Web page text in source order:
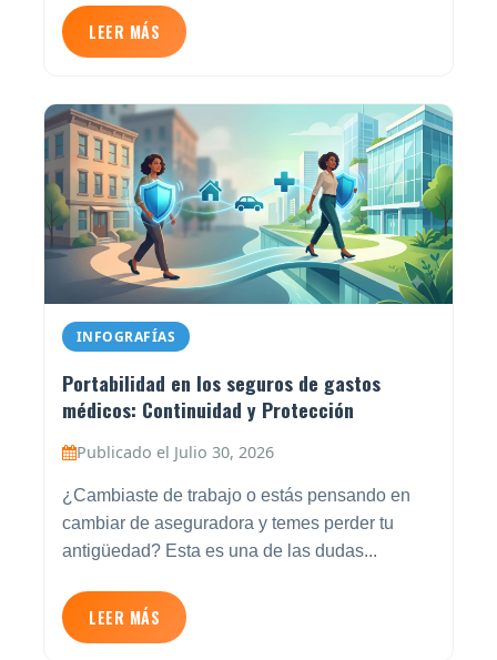
LEER MÁS
INFOGRAFÍAS
Portabilidad en los seguros de gastos
médicos: Continuidad y Protección
Publicado el Julio 30, 2026
¿Cambiaste de trabajo o estás pensando en
cambiar de aseguradora y temes perder tu
antigüedad? Esta es una de las dudas...
LEER MÁS